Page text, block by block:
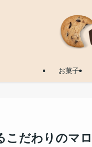
お菓子
こだわりのマ